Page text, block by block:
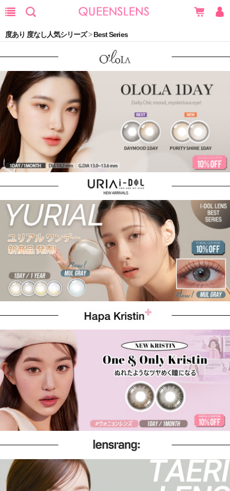
度あり 度なし人気シリーズ>Best Series